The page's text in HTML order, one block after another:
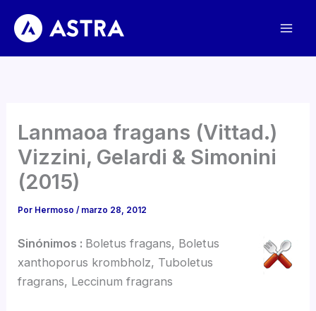
contenido
Lanmaoa fragans (Vittad.)
Vizzini, Gelardi & Simonini
(2015)
Por Hermoso/ marzo 28, 2012
Sinónimos : Boletus fragans, Boletus
xanthoporus krombholz, Tuboletus
fragrans, Leccinum fragrans